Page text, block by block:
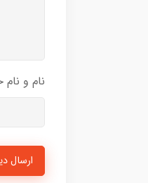
نام و نام
ارسال